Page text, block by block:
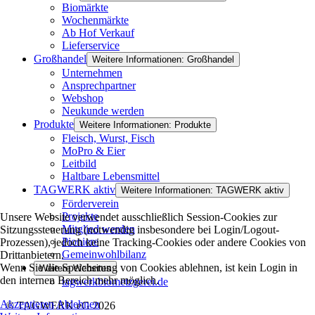
Biomärkte
Wochenmärkte
Ab Hof Verkauf
Lieferservice
Großhandel Weitere Informationen: Großhandel
Unternehmen
Ansprechpartner
Webshop
Neukunde werden
Produkte Weitere Informationen: Produkte
Fleisch, Wurst, Fisch
MoPro & Eier
Leitbild
Haltbare Lebensmittel
TAGWERK aktiv Weitere Informationen: TAGWERK aktiv
Förderverein
Projekte
Mitglied werden
Pioniere
Gemeinwohlbilanz
Weitere Websites
tagwerkbiometzgerei.de
© TAGWERK eG 2026
Unsere Website verwendet ausschließlich Session-Cookies zur
Sitzungssteuerung (notwendig insbesondere bei Login/Logout-
Prozessen), jedoch keine Tracking-Cookies oder andere Cookies von
Drittanbietern.
Wenn Sie die Speicherung von Cookies ablehnen, ist kein Login in
den internen Bereich mehr möglich.
AkzeptierenAblehnen